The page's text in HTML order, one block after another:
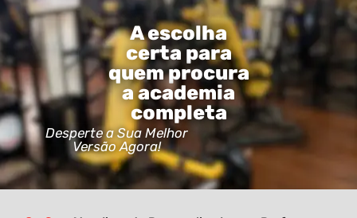
A escolha
certa para
quem procura
a academia
completa
Desperte a Sua Melhor
Versão Agora!